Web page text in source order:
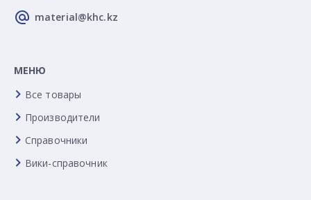
material@khc.kz
МЕНЮ
Все товары
Производители
Справочники
Вики-справочник